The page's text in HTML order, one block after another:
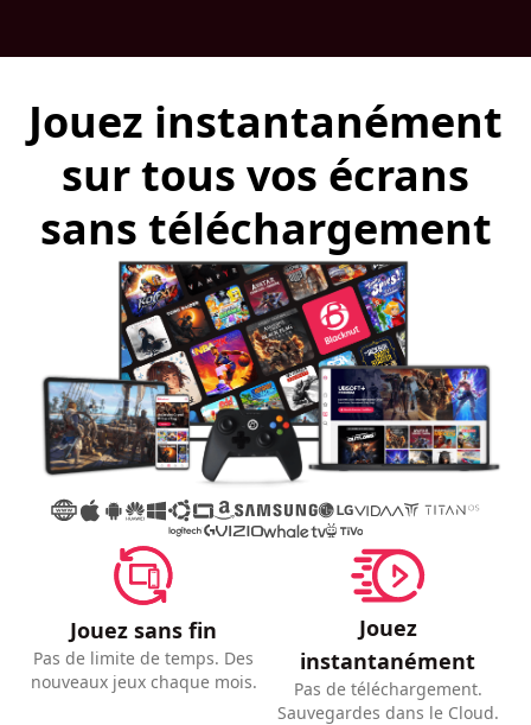
Jouez instantanément
sur tous vos écrans
sans téléchargement
Jouez sans fin
Pas de limite de temps. Des
nouveaux jeux chaque mois.
Jouez
instantanément
Pas de téléchargement.
Sauvegardes dans le Cloud.